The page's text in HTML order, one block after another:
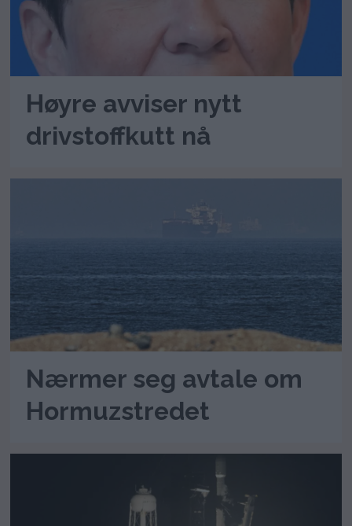
Høyre avviser nytt
drivstoffkutt nå
Nærmer seg avtale om
Hormuzstredet